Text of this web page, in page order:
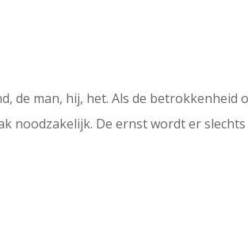
de man, hij, het. Als de betrokkenheid
noodzakelijk. De ernst wordt er slechts